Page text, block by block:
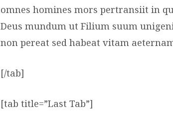
omnes homines mors pertransiit in
Deus mundum ut Filium suum
non pereat sed habeat vitam
[/tab]
[tab title=”Last Tab”]